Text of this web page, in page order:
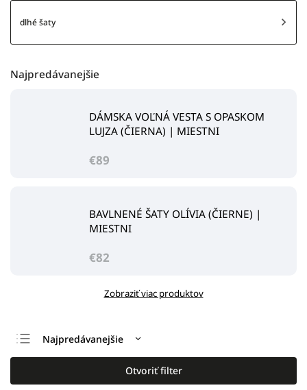
dlhé šaty
Najpredávanejšie
DÁMSKA VOĽNÁ VESTA S OPASKOM
LUJZA (ČIERNA) | MIESTNI
€89
BAVLNENÉ ŠATY OLÍVIA (ČIERNE) |
MIESTNI
€82
Zobraziť viac produktov
Odporúčame
Najlacnejšie
Najpredávanejšie
Otvoriť filter